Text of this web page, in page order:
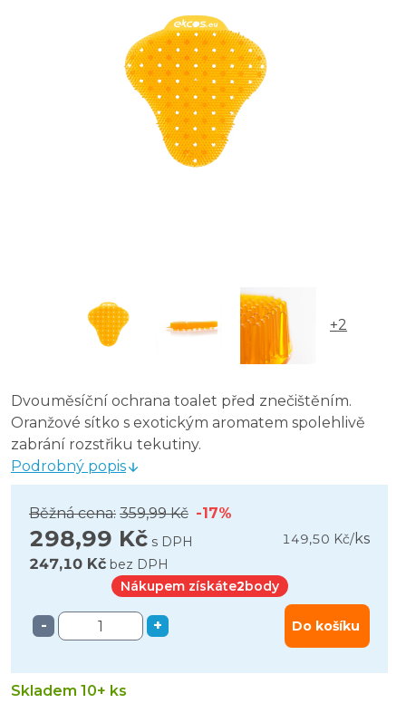
+2
Dvouměsíční ochrana toalet před znečištěním.
Oranžové sítko s exotickým aromatem spolehlivě
zabrání rozstřiku tekutiny.
Podrobný popis
Běžná cena: 359,99 Kč -17%
298,99 Kč s DPH 149,50 Kč/ks
247,10 Kč bez DPH
Nákupem získáte2body
- + Do košíku
Skladem 10+ ks